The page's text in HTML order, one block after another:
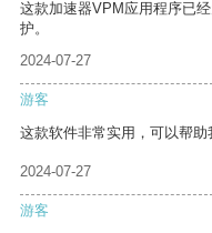
这款加速器VPM应用程序已
护。
2024-07-27
游客
这款软件非常实用，可以帮助
2024-07-27
游客